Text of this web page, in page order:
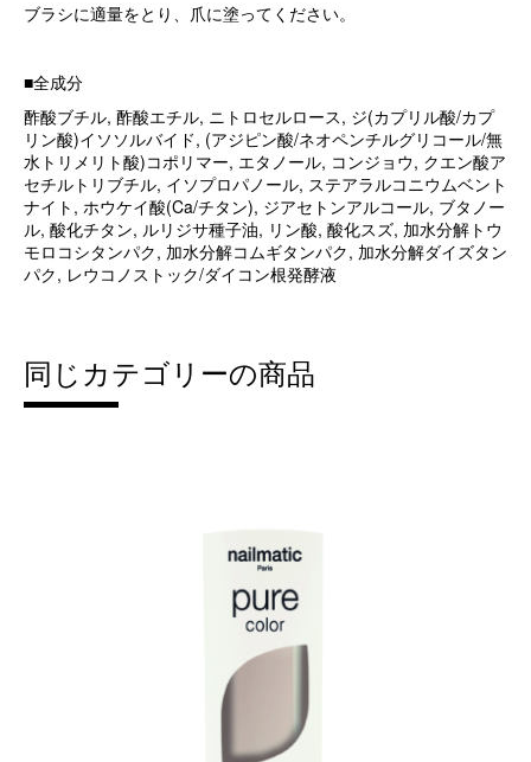
ブラシに適量をとり、爪に塗ってください。
■全成分
酢酸ブチル, 酢酸エチル, ニトロセルロース, ジ(カプリル酸/カプ
リン酸)イソソルバイド, (アジピン酸/ネオペンチルグリコール/無
水トリメリト酸)コポリマー, エタノール, コンジョウ, クエン酸ア
セチルトリブチル, イソプロパノール, ステアラルコニウムベント
ナイト, ホウケイ酸(Ca/チタン), ジアセトンアルコール, ブタノー
ル, 酸化チタン, ルリジサ種子油, リン酸, 酸化スズ, 加水分解トウ
モロコシタンパク, 加水分解コムギタンパク, 加水分解ダイズタン
パク, レウコノストック/ダイコン根発酵液
同じカテゴリーの商品